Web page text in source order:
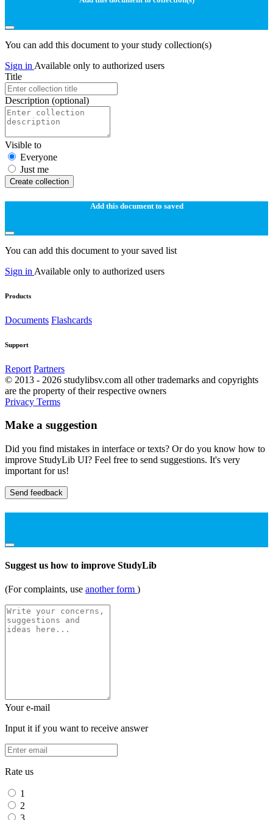
You can add this document to your study collection(s)
Sign in Available only to authorized users
Title
Description (optional)
Visible to
Everyone
Just me
Create collection
Add this document to saved
You can add this document to your saved list
Sign in Available only to authorized users
Products
Documents Flashcards
Support
Report Partners
© 2013 - 2026 studylibsv.com all other trademarks and copyrights
are the property of their respective owners
Privacy Terms
Make a suggestion
Did you find mistakes in interface or texts? Or do you know how to
improve StudyLib UI? Feel free to send suggestions. It's very
important for us!
Send feedback
Suggest us how to improve StudyLib
(For complaints, use another form )
Your e-mail
Input it if you want to receive answer
Rate us
1
2
3